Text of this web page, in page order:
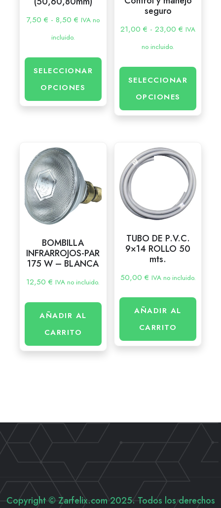
7,50 € - 8,50 € IVA no
incluido.
SELECCIONAR
OPCIONES
seguro
21,00€ - 23,00€ IVA
no incluido.
SELECCIONAR
OPCIONES
BOMBILLA
INFRARROJOS-PAR
175 W – BLANCA
12,50€ IVA no incluido.
AÑADIR AL
CARRITO
TUBO DE P.V.C.
9×14 ROLLO 50
mts.
50,00 € IVA no incluido.
AÑADIR AL
CARRITO
Copyright © Zarfelix.com 2025. Todos los derechos